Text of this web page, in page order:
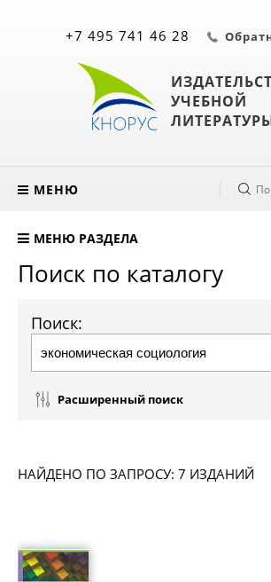
УЧЕБНОЙ
+7 495 741 46 28
МЕНЮ
МЕНЮ РАЗДЕЛА
Поиск по каталогу
Поиск:
Расширенный поиск
НАЙДЕНО ПО ЗАПРОСУ: 7 ИЗДАНИЙ